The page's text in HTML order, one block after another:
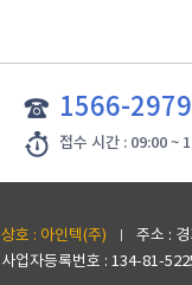
1566-2979
접수 시간 : 09:00 ~
상호 : 아인텍(주)
주소 :
사업자등록번호 : 134-81-